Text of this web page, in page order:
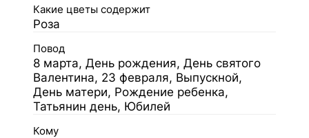
Какие цветы содержит
Роза
Повод
8 марта, День рождения, День святого
Валентина, 23 февраля, Выпускной,
День матери, Рождение ребенка,
Татьянин день, Юбилей
Кому